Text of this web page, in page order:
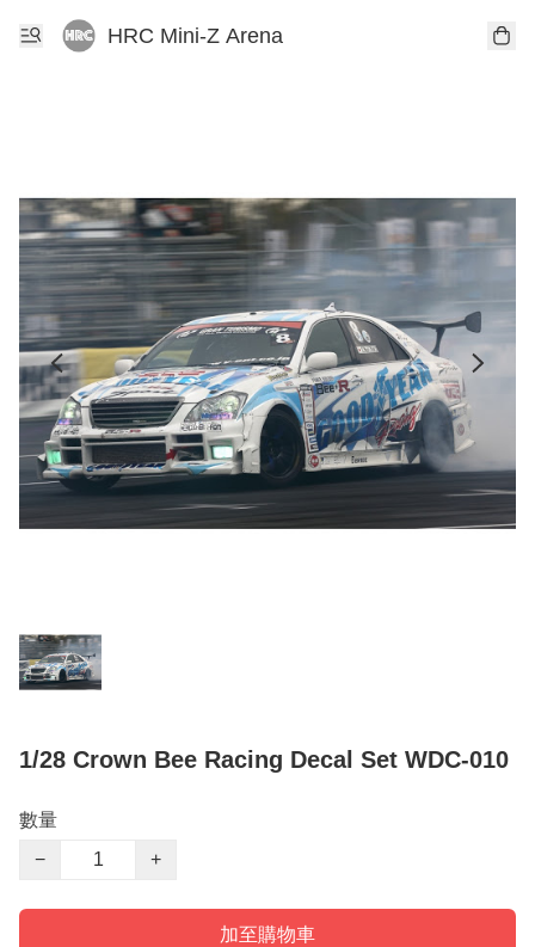
HRC Mini-Z Arena
1/28 Crown Bee Racing Decal Set WDC-010
數量
−
+
加至購物車